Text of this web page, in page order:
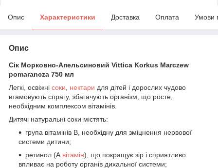
Опис Характеристики Доставка Оплата Умови
Опис
Сік Морковно-Апельсиновий Vittica Korkus Marczew
pomarancza 750 мл
Легкі, освіжні соки нектари для дітей і дорослих чудово
втамовують спрагу, збагачують організм, що росте,
необхідним комплексом вітамінів.
Дитячі натуральні соки містять:
група вітамінів В, необхідну для зміцнення нервової
системи дитини;
ретинол (А вітамін), що покращує зір і сприятливо
впливає на роботу органів дихальної системи;